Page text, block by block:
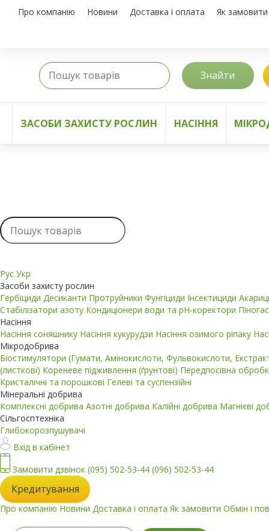
Про компанію Новини Доставка і оплата Як замовити
Знайти
ЗАСОБИ ЗАХИСТУ РОСЛИН НАСІННЯ
Рус Укр
Засоби захисту рослин
Гербіциди Десиканти Протруйники Фунгіциди Інсектициди
Стабілізатори азоту Кондиціонери води та pH-коректори
Насіння
Насіння соняшнику Насіння кукурудзи Насіння озимого ріпаку
Мікродобрива
Біостимулятори (Гумати, Амінокислоти, Фульвокислоти,
(листкові) Кореневе підживлення (ґрунтові) Передпосівна
Кристалічні та порошкові Гелеві та суспензійні
Мінеральні добрива
Комплексні добрива Азотні добрива Калійні добрива Магнієві
Сільгосптехніка
Глибокорозпушувачі
Вхід в кабінет
Замовити дзвінок (095) 502-53-44 (096) 502-53-44
Кредитування
Про компанію Новини Доставка і оплата Як замовити Обмін і